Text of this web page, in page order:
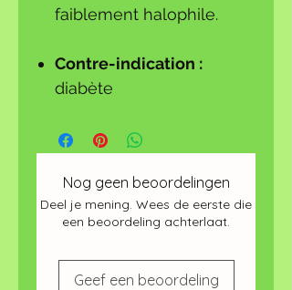
faiblement halophile.
Contre-indication :
diabète
Nog geen beoordelingen
Deel je mening. Wees de eerste die
een beoordeling achterlaat.
Geef een beoordeling